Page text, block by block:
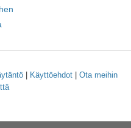
| Käyttöehdot| Ota meihin